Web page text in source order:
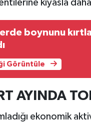
kıyasla daha
boynunu
Görüntüle
AYINDA
ekonomik